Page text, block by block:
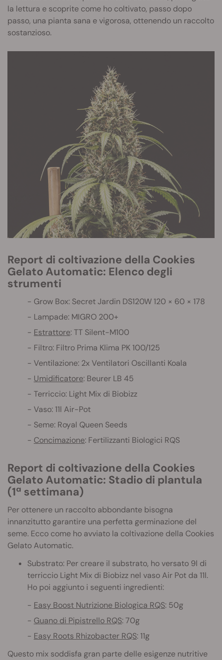
la lettura e scoprite come ho coltivato, passo dopo
passo, una pianta sana e vigorosa, ottenendo un raccolto
sostanzioso.
Report di coltivazione della Cookies
Gelato Automatic: Elenco degli
strumenti
Grow Box: Secret Jardin DS120W 120 × 60 × 178
Lampade: MIGRO 200+
Estrattore: TT Silent-M100
Filtro: Filtro Prima Klima PK 100/125
Ventilazione: 2x Ventilatori Oscillanti Koala
Umidificatore: Beurer LB 45
Terriccio: Light Mix di Biobizz
Vaso: 11l Air-Pot
Seme: Royal Queen Seeds
Concimazione: Fertilizzanti Biologici RQS
Report di coltivazione della Cookies
Gelato Automatic: Stadio di plantula
(1ª settimana)
Per ottenere un raccolto abbondante bisogna
innanzitutto garantire una perfetta germinazione del
seme. Ecco come ho avviato la coltivazione della Cookies
Gelato Automatic.
Substrato: Per creare il substrato, ho versato 9l di
terriccio Light Mix di Biobizz nel vaso Air Pot da 11l.
Ho poi aggiunto i seguenti ingredienti:
Easy Boost Nutrizione Biologica RQS: 50g
Guano di Pipistrello RQS: 70g
Easy Roots Rhizobacter RQS: 11g
Questo mix soddisfa gran parte delle esigenze nutritive